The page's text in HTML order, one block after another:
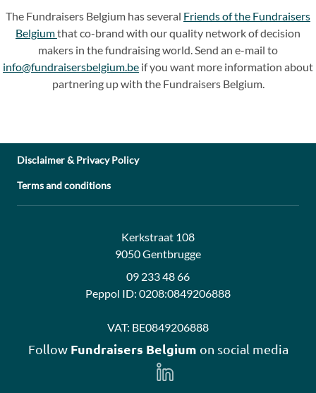
The Fundraisers Belgium has several Friends of the Fundraisers
Belgiumthat co-brand with our quality network of decision
makers in the fundraising world. Send an e-mail to
info@fundraisersbelgium.be if you want more information about
partnering up with the Fundraisers Belgium.
Disclaimer & Privacy Policy
Terms and conditions
Contact:
Address:
Kerkstraat 108
9050 Gentbrugge
09 233 48 66
Peppol ID: 0208:0849206888
VAT: BE0849206888
Follow Fundraisers Belgium on social media